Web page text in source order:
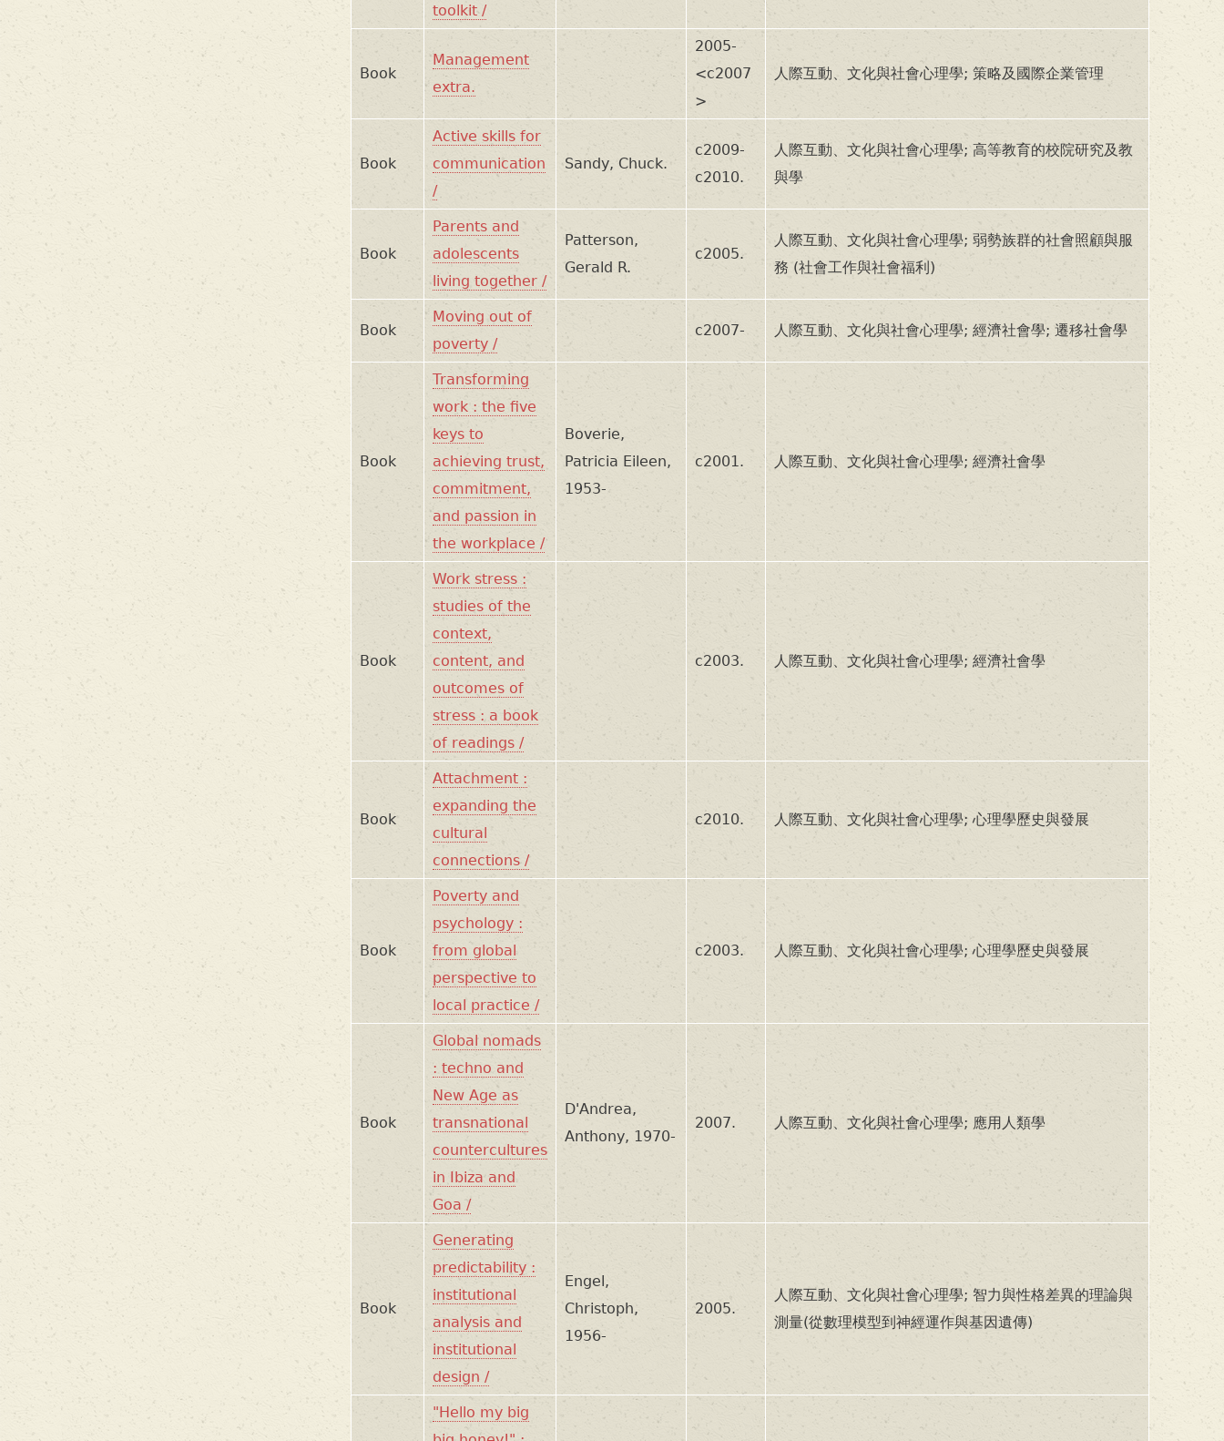
toolkit /
Book
Management
extra.
2005-
<c2007
>
人際互動、文化與社會心理學; 策略及國際企業管理
Book
Active skills for
communication
/
Sandy, Chuck.
c2009-
c2010.
人際互動、文化與社會心理學; 高等教育的校院研究及教
與學
Book
Parents and
adolescents
living together /
Patterson,
Gerald R.
c2005.
人際互動、文化與社會心理學; 弱勢族群的社會照顧與服
務 (社會工作與社會福利)
Book
Moving out of
poverty /
c2007- 人際互動、文化與社會心理學; 經濟社會學; 遷移社會學
Book
Transforming
work : the five
keys to
achieving trust,
commitment,
and passion in
the workplace /
Boverie,
Patricia Eileen,
1953-
c2001. 人際互動、文化與社會心理學; 經濟社會學
Book
Work stress :
studies of the
context,
content, and
outcomes of
stress : a book
of readings /
c2003. 人際互動、文化與社會心理學; 經濟社會學
Book
Attachment :
expanding the
cultural
connections /
c2010. 人際互動、文化與社會心理學; 心理學歷史與發展
Book
Poverty and
psychology :
from global
perspective to
local practice /
c2003. 人際互動、文化與社會心理學; 心理學歷史與發展
Book
Global nomads
: techno and
New Age as
transnational
countercultures
in Ibiza and
Goa /
D'Andrea,
Anthony, 1970-
2007. 人際互動、文化與社會心理學; 應用人類學
Book
Generating
predictability :
institutional
analysis and
institutional
design /
Engel,
Christoph,
1956-
2005.
人際互動、文化與社會心理學; 智力與性格差異的理論與
測量(從數理模型到神經運作與基因遺傳)
"Hello my big